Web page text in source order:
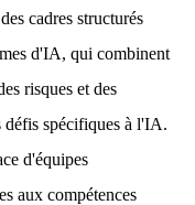
cadres structurés
d'IA, qui combinent
risques et des
défis spécifiques à l'IA.
d'équipes
aux compétences